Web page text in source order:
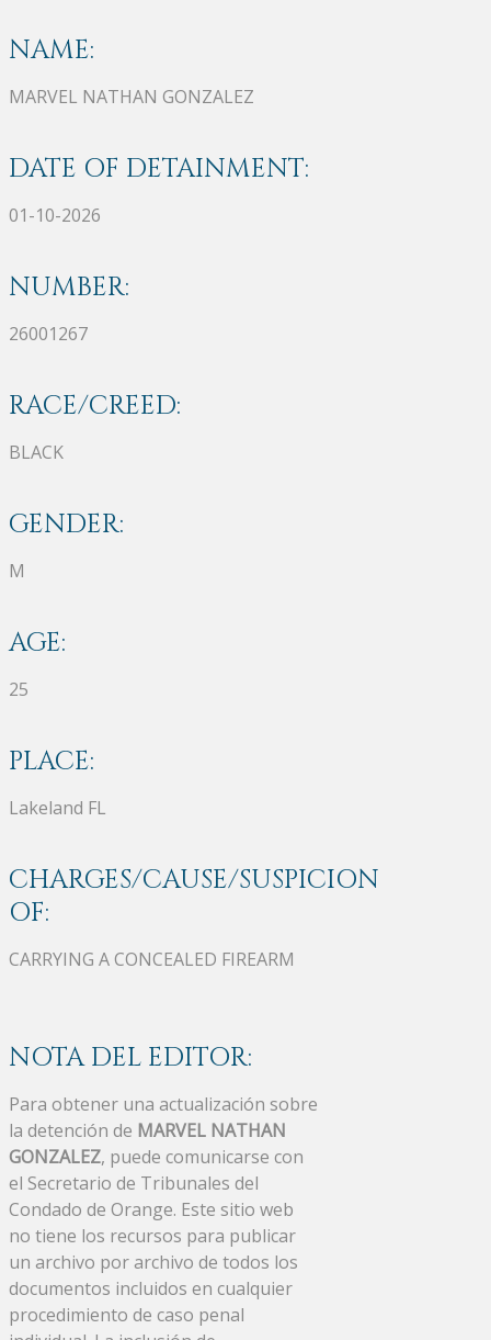
NAME:
MARVEL NATHAN GONZALEZ
DATE OF DETAINMENT:
01-10-2026
NUMBER:
26001267
RACE/CREED:
BLACK
GENDER:
M
AGE:
25
PLACE:
Lakeland FL
CHARGES/CAUSE/SUSPICION
OF:
CARRYING A CONCEALED FIREARM
NOTA DEL EDITOR:
Para obtener una actualización sobre
la detención de MARVEL NATHAN
GONZALEZ, puede comunicarse con
el Secretario de Tribunales del
Condado de Orange. Este sitio web
no tiene los recursos para publicar
un archivo por archivo de todos los
documentos incluidos en cualquier
procedimiento de caso penal